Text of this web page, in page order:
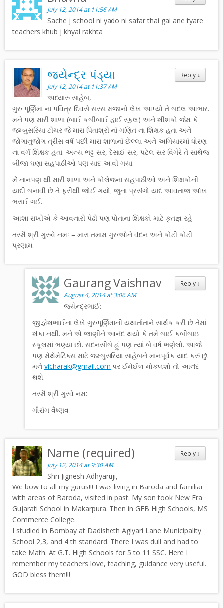
July 12, 2014 at 11:56 AM
Sache j school ni yado ni safar thai gai ane tyare
teachers khub j khyal rakhta
Reply ↓
જયેન્દ્ર પંડ્યા
July 12, 2014 at 11:37 AM
અધ્યારુ સાહેબ,
ગુરુ પૂર્ણિમા ના પવિત્ર દિવસે સરસ મજાનો લેખ આપ્યો તે બદલ આભાર.
મને પણ મારી શાળા (બાઈ કબીબાઈ હાઈ સ્કુલ) અને શીશકો જેમ કે
જમ્બુસરિયા ટીચર જે મારા પિતાશ્રી નાં ગણિત ના શિક્ષક હતા અને
જોગાનુજોગ ત્રીસ વર્ષ પછી મારા શાળાનાં છેલ્લા અને અગિયારમાં ધોરણ
ના વર્ગ શિક્ષક હતા. અન્ય ભટ્ટ સર, દેસાઈ સર, પટેલ સર વિગેરે તે સાથેજ
બીજા ઘણા સહપાઠીઓ પણ યાદ આવી ગયા.
મેં નાનપણ થી મારી શાળા અને કોલેજના સહપાઠીઓ અને શિક્ષકોની
યાદી બનાવી છે તે ફરીથી જોઈ ગયો, જુના પ્રસંગો યાદ આવતાજ આંખ
ભરાઈ ગઈ.
આશા રાખીએ કે આવનારી પેઢી પણ પોતાના શિક્ષકો માટે કૃતજ્ઞ રહે
તસ્મૈ શ્રી ગુરુવે નમઃ = મારા તમામ ગુરુઓને વંદન અને કોટી કોટી
પ્રણામ
Reply ↓
Gaurang Vaishnav
August 4, 2014 at 3:06 AM
જયેન્દ્રભાઈ:
જીજ્ઞેશભાઈના લેખે ગુરુપૂર્ણિમાની યથાર્તાતાને સાર્થક કરી છે તેમાં
શંકા નથી. મને એ જાણીને આનંદ થયો કે તમે બાઈ કબીબાઇ
સ્કૂલમાં ભણ્યા છો. સદનસીબે હું પણ ત્યાં બે વર્ષ ભણેલો. આજે
પણ મેથેમેટિક્સ માટે જમ્બુસરિયા સાહેબને માનપૂર્વક યાદ કરું છું.
મને vicharak@gmail.com પર ઈમેઈલ મોકલશો તો આનંદ
થશે.
તસ્મૈ શ્રી ગુરવે નમ:
ગૌરાંગ વૈષ્ણવ
Reply ↓
Name (required)
July 12, 2014 at 9:30 AM
Shri Jignesh Adhyaruji,
We bow to all my gurus!!! I was living in Baroda and familiar
with areas of Baroda, visited in past. My son took New Era
Gujarati School in Makarpura. Then in GEB High Schools, MS
Commerce College.
I studied in Bombay at Dadisheth Agiyari Lane Municipality
School 2,3, and 4 th standard. There I was dull and had to
take Math. At G.T. High Schools for 5 to 11 SSC. Here I
remember my teachers love, teaching, guidance very useful.
GOD bless them!!!